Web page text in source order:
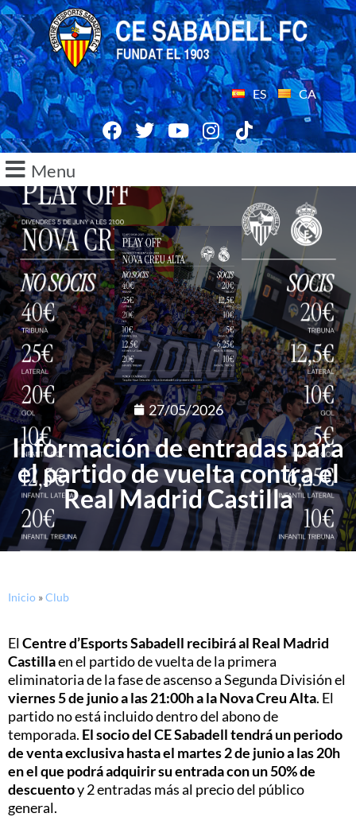
ES CA
Menu
27/05/2026
Información de entradas para
el partido de vuelta contra el
Real Madrid Castilla
Inicio »Club
ElCentre d’Esports Sabadell recibirá al Real Madrid
Castillaen el partido de vuelta de la primera
eliminatoria de la fase de ascenso a Segunda División el
viernes 5 de junio a las 21:00h a la Nova Creu Alta. El
partido no está incluido dentro del abono de
temporada. El socio del CE Sabadell tendrá un periodo
de venta exclusiva hasta el martes 2 de junio a las 20h
en el que podrá adquirir su entrada con un 50% de
descuentoy 2 entradas más al precio del público
general.